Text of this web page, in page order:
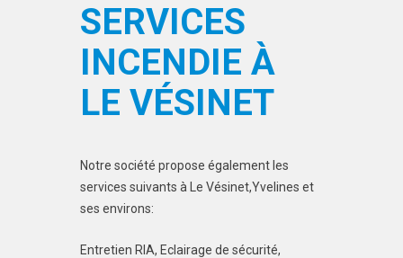
SERVICES
INCENDIE À
LE VÉSINET
Notre société propose également les
services suivants à Le Vésinet,Yvelines et
ses environs:
Entretien RIA, Eclairage de sécurité,